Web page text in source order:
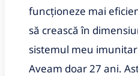
funcționeze mai
să crească în
sistemul meu
Aveam doar 27 ani.